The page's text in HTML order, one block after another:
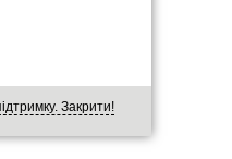
Закрити!